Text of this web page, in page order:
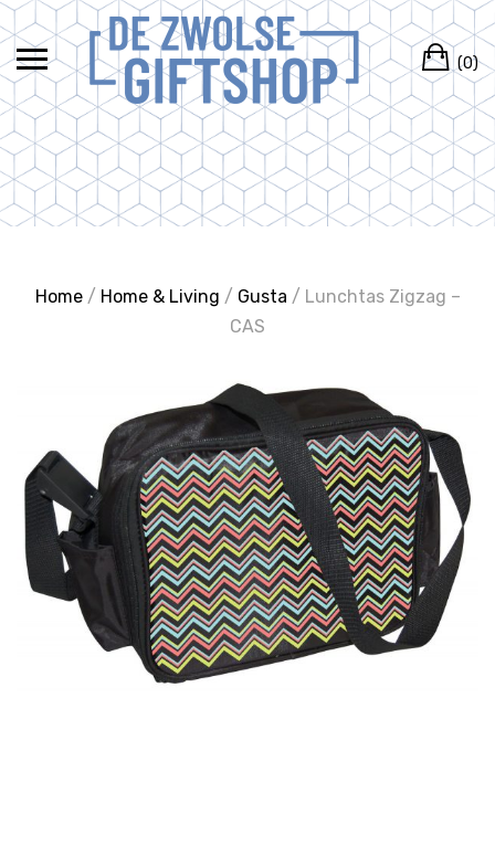
Ga
naar
de
inhoud
(0)
Home/ Home & Living / Gusta / Lunchtas Zigzag –
CAS